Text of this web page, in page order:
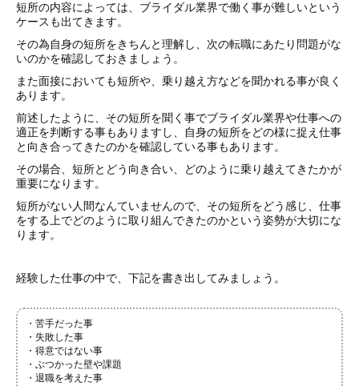
短所の内容によっては、ブライダル業界で働く事が難しいという
ケースも出てきます。
その為自身の短所をきちんと理解し、次の転職にあたり問題がな
いのかを確認しておきましょう。
また面接においても短所や、乗り越え方などを聞かれる事が良く
あります。
前述したように、その短所を聞く事でブライダル業界や仕事への
適正を判断する事もありますし、自身の短所をどの様に捉え仕事
と向き合ってきたのかを確認している事もあります。
その場合、短所とどう向き合い、どのように乗り越えてきたかが
重要になります。
短所がない人間なんていませんので、その短所をどう感じ、仕事
をする上でどのように取り組んできたのかという姿勢が大切にな
ります。
経験した仕事の中で、下記を書き出してみましょう。
・苦手だった事
・失敗した事
・得意ではない事
・ぶつかった壁や課題
・退職を考えた事